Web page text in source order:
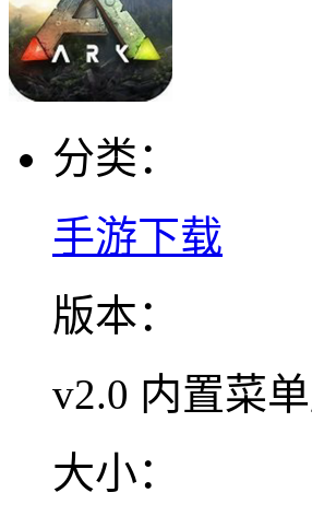
分类：
手游下载
版本：
v2.0 内置菜
大小：